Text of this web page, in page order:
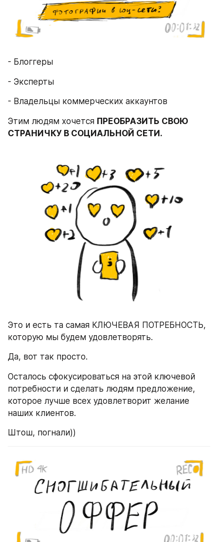
- Блоггеры
- Эксперты
- Владельцы коммерческих аккаунтов
Этим людям хочется ПРЕОБРАЗИТЬ СВОЮ
СТРАНИЧКУ В СОЦИАЛЬНОЙ СЕТИ.
Это и есть та самая КЛЮЧЕВАЯ ПОТРЕБНОСТЬ,
которую мы будем удовлетворять.
Да, вот так просто.
Осталось сфокусироваться на этой ключевой
потребности и сделать людям предложение,
которое лучше всех удовлетворит желание
наших клиентов.
Штош, погнали))